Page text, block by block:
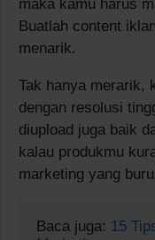
maka kamu harus
Buatlah content
menarik.
Tak hanya merarik,
dengan resolusi
diupload juga baik
kalau produkmu
marketing yang
Baca juga: 15